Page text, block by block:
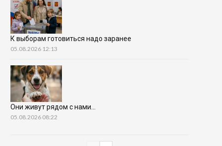
К выборам готовиться надо заранее
05.08.2026 12:13
Они живут рядом с нами…
05.08.2026 08:22